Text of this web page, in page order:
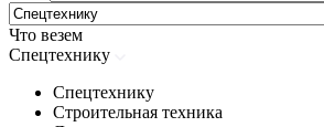
Что везем
Спецтехнику
Спецтехнику
Строительная техника